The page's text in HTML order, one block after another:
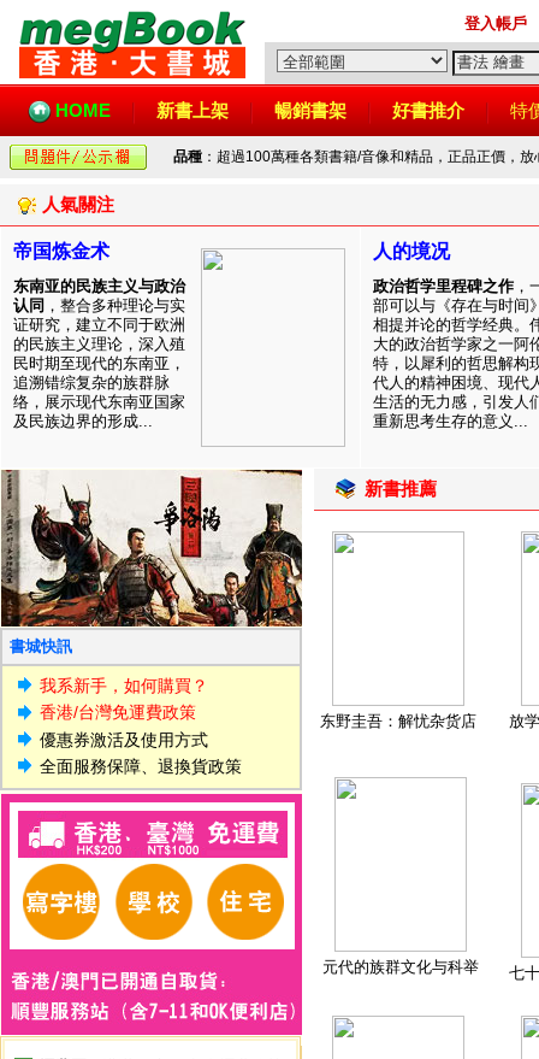
登入帳戶
HOME 新書上架 暢銷書架 好書推介 特
品種 ：超過100萬種各類書籍/音像和精品，正品正價，
人氣關注
帝国炼金术
东南亚的民族主义与政治
认同 ，整合多种理论与实
证研究，建立不同于欧洲
的民族主义理论，深入殖
民时期至现代的东南亚，
追溯错综复杂的族群脉
络，展示现代东南亚国家
及民族边界的形成...
人的境况
政治哲学里程碑之作 ，
部可以与《存在与时间
相提并论的哲学经典。
大的政治哲学家之一阿
特，以犀利的哲思解构
代人的精神困境、现代
生活的无力感，引发人
重新思考生存的意义...
書城快訊
我系新手，如何購買？
香港/台灣免運費政策
優惠券激活及使用方式
全面服務保障、退換貨政策
新書推薦
东野圭吾：解忧杂货店 放
元代的族群文化与科举 七